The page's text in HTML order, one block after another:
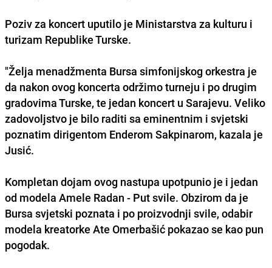
Poziv za koncert uputilo je Ministarstva za kulturu i
turizam Republike Turske.
"Želja menadžmenta Bursa simfonijskog orkestra je
da nakon ovog koncerta održimo turneju i po drugim
gradovima Turske, te jedan koncert u Sarajevu. Veliko
zadovoljstvo je bilo raditi sa eminentnim i svjetski
poznatim dirigentom Enderom Sakpinarom, kazala je
Jusić.
Kompletan dojam ovog nastupa upotpunio je i jedan
od modela Amele Radan - Put svile. Obzirom da je
Bursa svjetski poznata i po proizvodnji svile, odabir
modela kreatorke Ate Omerbašić pokazao se kao pun
pogodak.